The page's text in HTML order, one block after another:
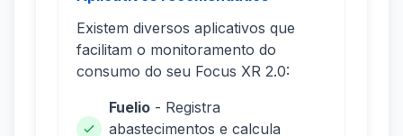
Existem diversos aplicativos que
facilitam o monitoramento do
consumo do seu Focus XR 2.0:
Fuelio - Registra
abastecimentos e calcula